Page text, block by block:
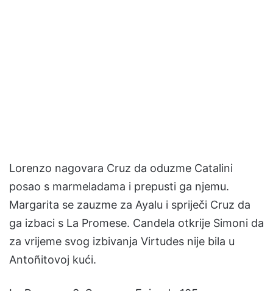
Lorenzo nagovara Cruz da oduzme Catalini
posao s marmeladama i prepusti ga njemu.
Margarita se zauzme za Ayalu i spriječi Cruz da
ga izbaci s La Promese. Candela otkrije Simoni da
za vrijeme svog izbivanja Virtudes nije bila u
Antoñitovoj kući.